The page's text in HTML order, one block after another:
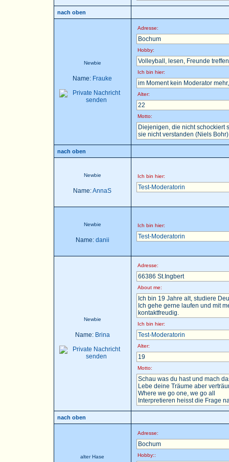
nach oben
Newbie
Name: Frauke
Adresse:
Bochum
Hobby:
Volleyball, lesen, Freunde
Ich bin hier:
im Moment kein Moderator
Alter:
22
Motto:
Diejenigen, die nicht schockiert
sie nicht verstanden (Niels Bohr)
nach oben
Newbie
Name:AnnaS
Ich bin hier:
Test-Moderatorin
Newbie
Name: danii
Ich bin hier:
Test-Moderatorin
Newbie
Name: Brina
Adresse:
66386 St.Ingbert
About me:
Ich bin 19 Jahre alt, studiere
Ich gehe gerne laufen und mit
kontaktfreudig.
Ich bin hier:
Test-Moderatorin
Alter:
19
Motto:
Schau was du hast und mach
Lebe deine Träume aber
Where we go one, we go all
Interpretieren heisst die Frage
nach oben
alter Hase
Adresse:
Bochum
Hobby::